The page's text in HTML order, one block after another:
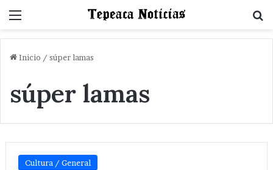
Menu
Inicio / súper lamas
súper lamas
Cultura / General